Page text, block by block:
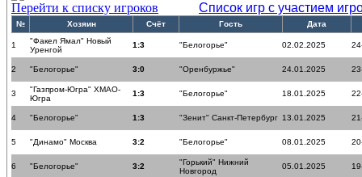
Перейти к списку игроков
Список игр с участием
№ Хозяин Счёт Гость Дата
1
"Факел Ямал" Новый
Уренгой
1:3 "Белогорье" 02.02.2025
2 "Белогорье" 3:0 "Оренбуржье" 24.01.2025
3
"Газпром-Югра" ХМАО-
Югра
1:3 "Белогорье" 18.01.2025
4 "Белогорье" 1:3 "Зенит" Санкт-Петербург 13.01.2025
5 "Динамо" Москва 3:2 "Белогорье" 08.01.2025
6 "Белогорье" 3:2
"Горький" Нижний
Новгород
05.01.2025